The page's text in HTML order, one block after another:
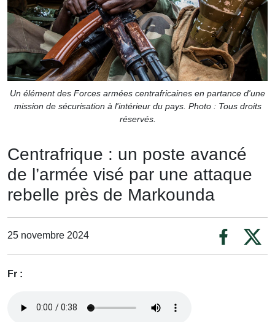
Un élément des Forces armées centrafricaines en partance d'une
mission de sécurisation à l'intérieur du pays. Photo : Tous droits
réservés.
Centrafrique : un poste avancé
de l’armée visé par une attaque
rebelle près de Markounda
25 novembre 2024
Fr :